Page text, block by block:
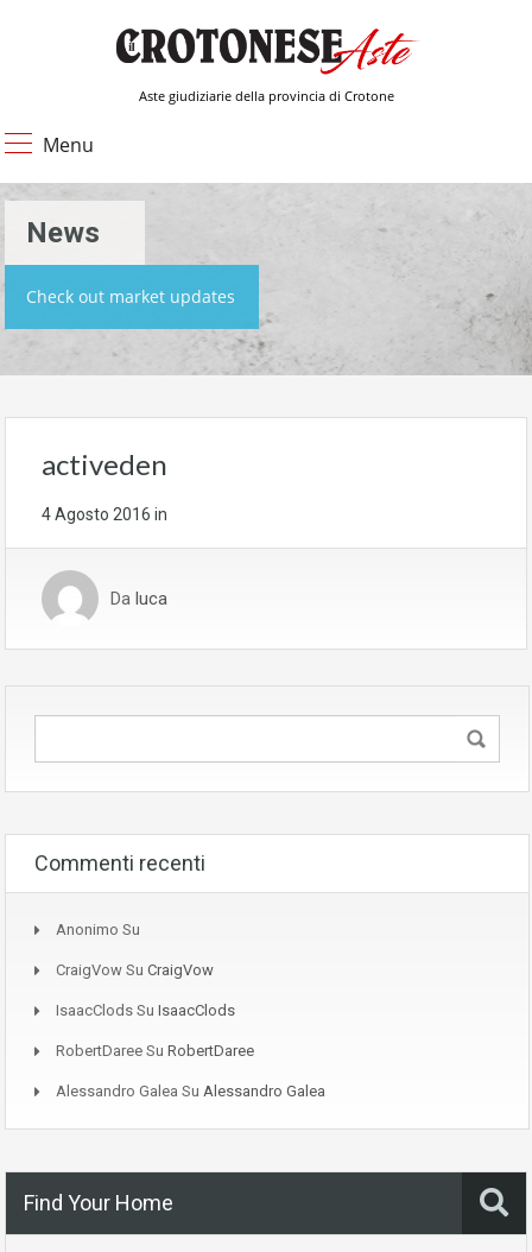
Aste giudiziarie della provincia di Crotone
Menu
News
Check out market updates
activeden
4 Agosto 2016 in
Da luca
Commenti recenti
Anonimo Su
CraigVow Su CraigVow
IsaacClods Su IsaacClods
RobertDaree Su RobertDaree
Alessandro Galea Su Alessandro Galea
Find Your Home